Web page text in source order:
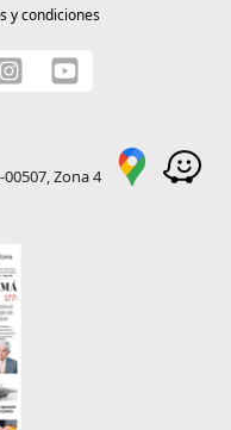
y condiciones
Zona 4